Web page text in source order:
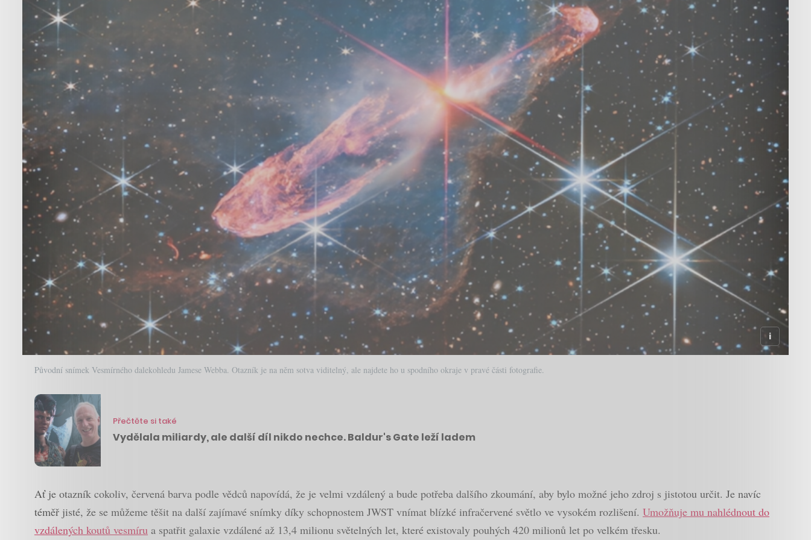
Původní snímek Vesmírného dalekohledu Jamese Webba. Otazník je na něm sotva viditelný, ale najdete ho u spodního okraje v pravé části fotografie.
Přečtěte si také
Vydělala miliardy, ale další díl nikdo nechce. Baldur's Gate leží ladem
Ať je otazník cokoliv, červená barva podle vědců napovídá, že je velmi vzdálený a bude potřeba dalšího zkoumání, aby bylo možné jeho zdroj s jistotou určit. Je navíc
téměř jisté, že se můžeme těšit na další zajímavé snímky díky schopnostem JWST vnímat blízké infračervené světlo ve vysokém rozlišení. Umožňuje mu nahlédnout do
vzdálených koutů vesmíru a spatřit galaxie vzdálené až 13,4 milionu světelných let, které existovaly pouhých 420 milionů let po velkém třesku.